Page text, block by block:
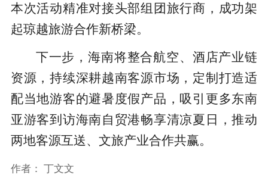
本次活动精准对接头部组团旅行商，成功架
起琼越旅游合作新桥梁。
下一步，海南将整合航空、酒店产业链
资源，持续深耕越南客源市场，定制打造适
配当地游客的避暑度假产品，吸引更多东南
亚游客到访海南自贸港畅享清凉夏日，推动
两地客源互送、文旅产业合作共赢。
作者： 丁文文